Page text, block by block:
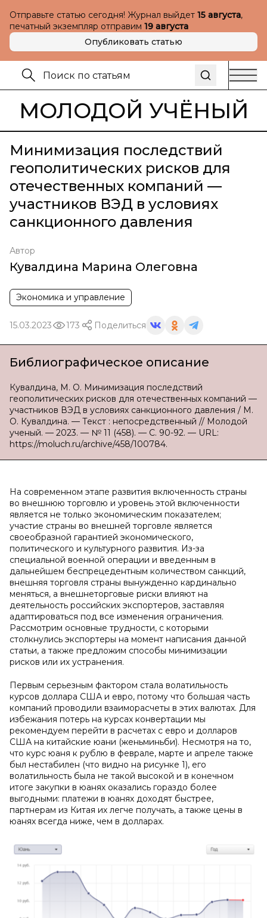
Отправьте статью сегодня! Журнал выйдет 15 августа,
печатный экземпляр отправим 19 августа
Опубликовать статью
МОЛОДОЙ УЧЁНЫЙ
Минимизация последствий
геополитических рисков для
отечественных компаний —
участников ВЭД в условиях
санкционного давления
Автор
Кувалдина Марина Олеговна
Экономика и управление
15.03.2023 173 Поделиться
Библиографическое описание
Кувалдина, М. О. Минимизация последствий
геополитических рисков для отечественных компаний —
участников ВЭД в условиях санкционного давления / М.
О. Кувалдина. — Текст : непосредственный // Молодой
ученый. — 2023. — № 11 (458). — С. 90-92. — URL:
https://moluch.ru/archive/458/100784.
На современном этапе развития включенность страны
во внешнюю торговлю и уровень этой включенности
является не только экономическим показателем;
участие страны во внешней торговле является
своеобразной гарантией экономического,
политического и культурного развития. Из-за
специальной военной операции и введенным в
дальнейшем беспрецедентным количеством санкций,
внешняя торговля страны вынужденно кардинально
меняться, а внешнеторговые риски влияют на
деятельность российских экспортеров, заставляя
адаптироваться под все изменения ограничения.
Рассмотрим основные трудности, с которыми
столкнулись экспортеры на момент написания данной
статьи, а также предложим способы минимизации
рисков или их устранения.
Первым серьезным фактором стала волатильность
курсов доллара США и евро, потому что большая часть
компаний проводили взаиморасчеты в этих валютах. Для
избежания потерь на курсах конвертации мы
рекомендуем перейти в расчетах с евро и долларов
США на китайские юани (женьминьби). Несмотря на то,
что курс юаня к рублю в феврале, марте и апреле также
был нестабилен (что видно на рисунке 1), его
волатильность была не такой высокой и в конечном
итоге закупки в юанях оказались гораздо более
выгодными: платежи в юанях доходят быстрее,
партнерам из Китая их легче получать, а также цены в
юанях всегда ниже, чем в долларах.